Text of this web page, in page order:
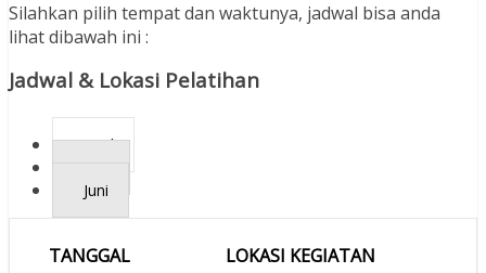
Silahkan pilih tempat dan waktunya, jadwal bisa anda
lihat dibawah ini :
Jadwal & Lokasi Pelatihan
April
Juni
TANGGAL LOKASI KEGIATAN